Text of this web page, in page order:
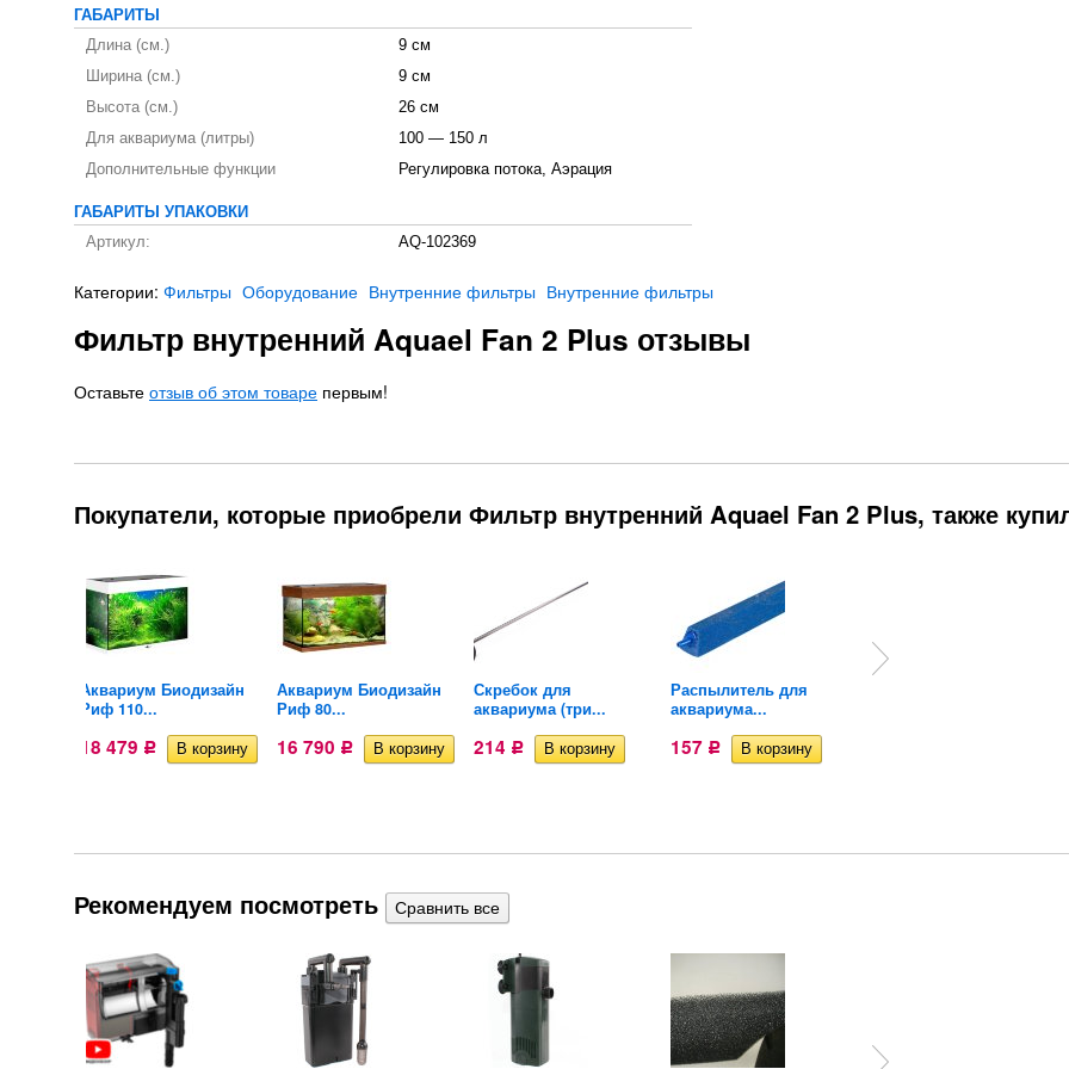
ГАБАРИТЫ
Длина (см.)
9 см
Ширина (см.)
9 см
Высота (см.)
26 см
Для аквариума (литры)
100 — 150 л
Дополнительные функции
Регулировка потока, Аэрация
ГАБАРИТЫ УПАКОВКИ
Артикул:
AQ-102369
Категории: Фильтры Оборудование Внутренние фильтры Внутренние фильтры
Фильтр внутренний Aquael Fan 2 Plus отзывы
Оставьте отзыв об этом товаре первым!
Покупатели, которые приобрели Фильтр внутренний Aquael Fan 2 Plus, также
Аквариум Биодизайн
Риф 110...
18 479 Р
Аквариум Биодизайн
Риф 80...
16 790 Р
Скребок для
аквариума (три...
214 Р
Распылитель для
аквариума...
157 Р
Рекомендуем посмотреть